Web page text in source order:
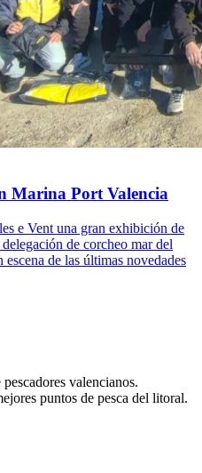
Marina Port Valencia
e Vent una gran exhibición de
de corcheo mar del
de las últimas novedades
valencianos.
puntos de pesca del litoral.